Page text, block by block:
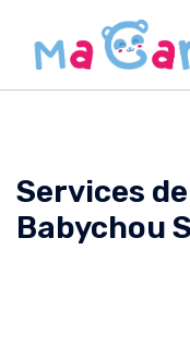
Services
Babychou